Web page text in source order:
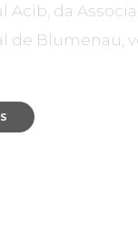
Acib, da
de Blumenau,